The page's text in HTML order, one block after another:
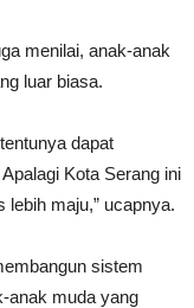
menilai, anak-anak
luar biasa.
dapat
Kota Serang ini
maju,” ucapnya.
sistem
anak muda yang